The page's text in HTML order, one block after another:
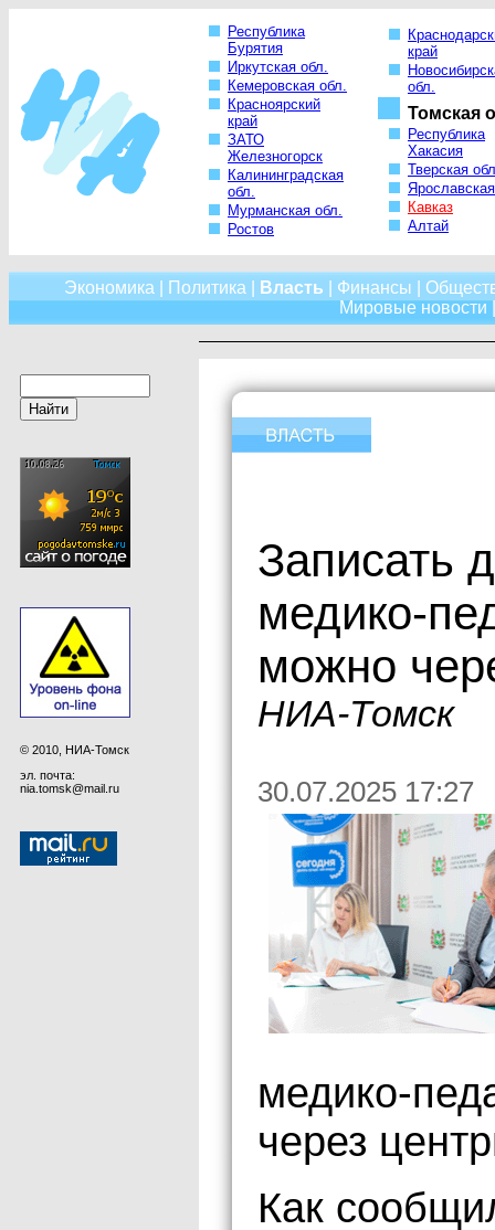
Республика
Бурятия
Иркутская обл.
Кемеровская обл.
Красноярский
край
ЗАТО
Железногорск
Калининградская
обл.
Мурманская обл.
Ростов
край
обл.
Томская
Республика
Хакасия
Тверская
Кавказ
Алтай
Экономика Политика Власть Финансы
Мировые новости
© 2010, НИА-Томск
эл. почта:
nia.tomsk@mail.ru
Записать
медико-
можно
НИА-Томск
30.07.2025 17:27
медико-
через
Как